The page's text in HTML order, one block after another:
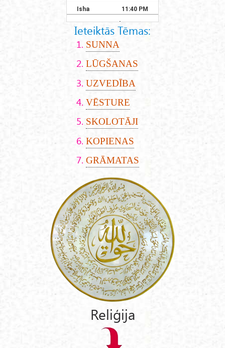
Ieteiktās Tēmas:
SUNNA
LŪGŠANAS
UZVEDĪBA
VĒSTURE
SKOLOTĀJI
KOPIENAS
GRĀMATAS
Reliģija